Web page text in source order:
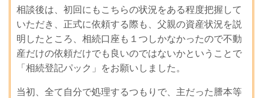
相談後は、初回にもこちらの状況をある程度把握して
いただき、正式に依頼する際も、父親の資産状況を説
明したところ、相続口座も１つしかなかったので不動
産だけの依頼だけでも良いのではないかということで
「相続登記パック」をお願いしました。
当初、全て自分で処理するつもりで、主だった謄本等